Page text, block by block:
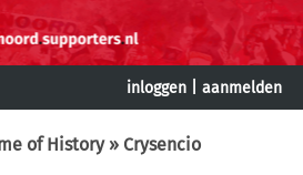
inloggen aanmelden
of History» Crysencio